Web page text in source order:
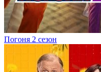
Погоня 2 сезон